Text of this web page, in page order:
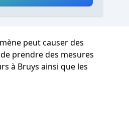
peut causer des
prendre des mesures
à Bruys ainsi que les